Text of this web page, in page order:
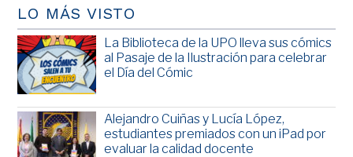
LO MÁS VISTO
La Biblioteca de la UPO lleva sus cómics
al Pasaje de la Ilustración para celebrar
el Día del Cómic
Alejandro Cuiñas y Lucía López,
estudiantes premiados con un iPad por
evaluar la calidad docente